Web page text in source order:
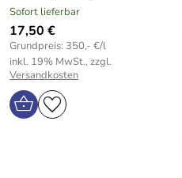
Sofort lieferbar
17,50 €
Grundpreis: 350,- €/l
inkl. 19% MwSt., zzgl.
Versandkosten